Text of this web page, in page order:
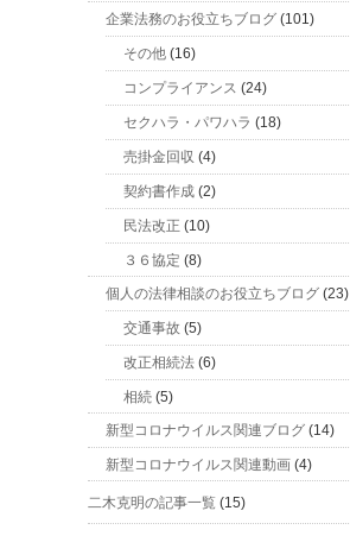
企業法務のお役立ちブログ (101)
その他 (16)
コンプライアンス (24)
セクハラ・パワハラ (18)
売掛金回収 (4)
契約書作成 (2)
民法改正 (10)
３６協定 (8)
個人の法律相談のお役立ちブログ (23)
交通事故 (5)
改正相続法 (6)
相続 (5)
新型コロナウイルス関連ブログ (14)
新型コロナウイルス関連動画 (4)
二木克明の記事一覧 (15)